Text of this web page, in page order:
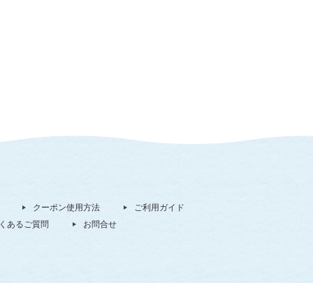
クーポン使用方法
ご利用ガイド
あるご質問 お問合せ